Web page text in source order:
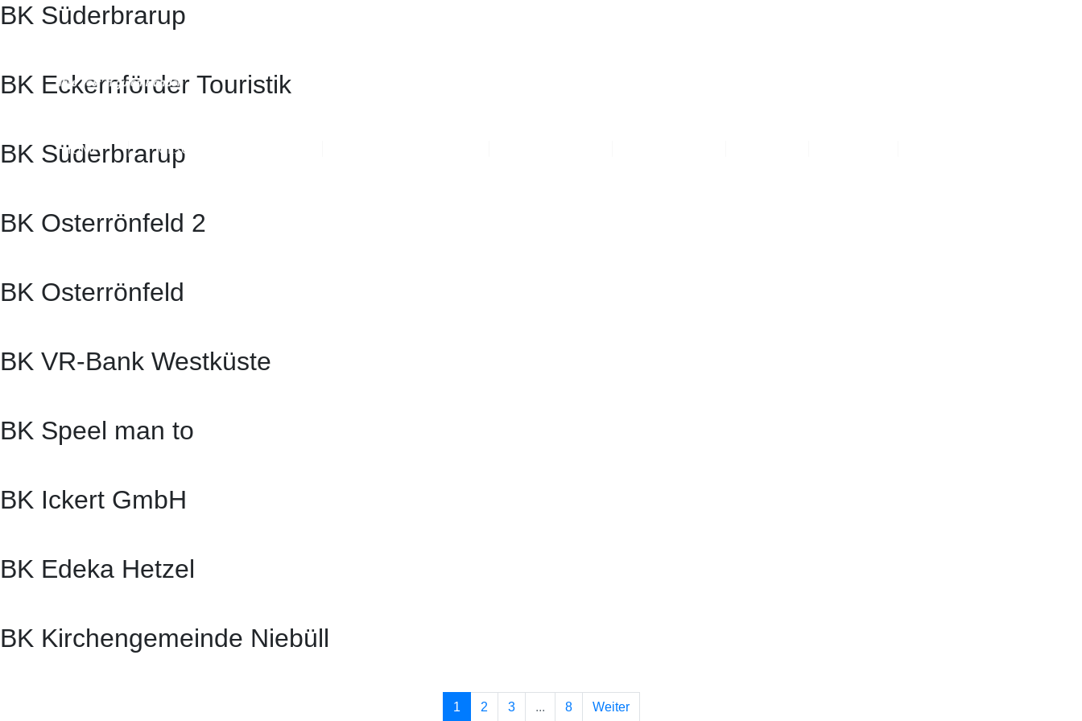
HOME GESCHÄFTSKUNDEN
BK Süderbrarup
BK Eckernförder Touristik
BK Süderbrarup
BK Osterrönfeld 2
BK Osterrönfeld
BK VR-Bank Westküste
BK Speel man to
BK Ickert GmbH
BK Edeka Hetzel
BK Kirchengemeinde Niebüll
1 2 3 ... 8 Weiter